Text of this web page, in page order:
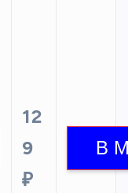
12
9
₽